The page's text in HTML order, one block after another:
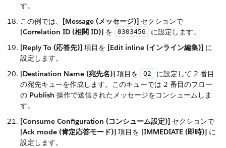
す。
この例では、​ [Message (メッセージ)] ​ セクションで ​
[Correlation ID (相関 ID)] ​ を ​ 0303456
​ に設定します。
[Reply To (応答先)] ​ 項目を ​ [Edit inline (インライン編集)] ​ に
設定します。
[Destination Name (宛先名)] ​ 項目を ​ Q2
​ に設定して 2 番目
の宛先キューを作成します。このキューでは 2 番目のフロー
の ​ Publish ​ 操作で送信されたメッセージをコンシュームしま
す。
[Consume Configuration (コンシューム設定)] ​ セクションで
[Ack mode (肯定応答モード)] ​ 項目を ​ [IMMEDIATE (即時)] ​ に
設定します。